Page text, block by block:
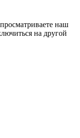
наш
на другой